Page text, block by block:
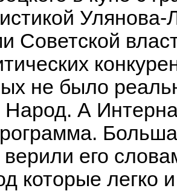
Советской
не было
Народ. А
верили его
которые легко